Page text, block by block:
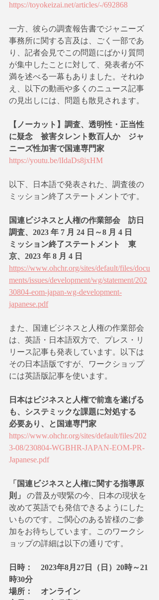
https://toyokeizai.net/articles/-/692868
一方、彼らの調査報告書でジャニーズ
事務所に関する言及は、ごく一部であ
り、記者会見でこの問題にばかり質問
が集中したことに対して、発表者が不
満を述べる一幕もありました。それゆ
え、以下の動画や多くのニュース記事
の見出しには、問題も散見されます。
【ノーカット】調査、透明性・正当性
に疑念　被害タレント数百人か　ジャ
ニーズ性加害で国連専門家
https://youtu.be/lIdaDs8jxHM
以下、日本語で発表された、調査後の
ミッション終了ステートメントです。
国連ビジネスと人権の作業部会　訪日
調査、2023 年 7 月 24 日～8 月 4 日
ミッション終了ステートメント　東
京、2023 年 8 月 4 日
https://www.ohchr.org/sites/default/files/docu
ments/issues/development/wg/statement/202
30804-eom-japan-wg-development-
japanese.pdf
また、国連ビジネスと人権の作業部会
は、英語・日本語双方で、プレス・リ
リース記事も発表しています。以下は
その日本語版ですが、ワークショップ
には英語版記事を使います。
日本はビジネスと人権で前進を遂げる
も、システミックな課題に対処する
必要あり、と国連専門家
https://www.ohchr.org/sites/default/files/202
3-08/230804-WGBHR-JAPAN-EOM-PR-
Japanese.pdf
「国連ビジネスと人権に関する指導原
則」
の普及が喫緊の今、日本の現状を
改めて英語でも発信できるようにした
いものです。ご関心のある皆様のご参
加をお待ちしています。このワークシ
ョップの詳細は以下の通りです。
日時：　2023年8月27日（日）20時～21
時30分
場所：　オンライン